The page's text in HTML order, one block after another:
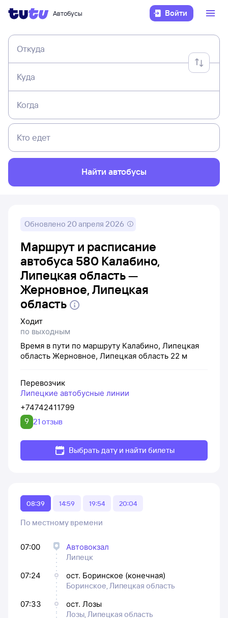
Автобусы Войти
Откуда
Куда
Когда
Кто едет
Найти автобусы
Обновлено 20 апреля 2026
Маршрут и расписание
автобуса 580 Калабино,
Липецкая область —
Жерновное, Липецкая
область
Ходит
по выходным
Время в пути по маршруту Калабино, Липецкая
область Жерновное, Липецкая область 22 м
Перевозчик
Липецкие автобусные линии
+74742411799
9 21 отзыв
Выбрать дату и найти билеты
08:39 14:59 19:54 20:04
По местному времени
07:00
Автовокзал
Липецк
07:24
ост. Боринское (конечная)
Боринское, Липецкая область
07:33
ост. Лозы
Лозы, Липецкая область